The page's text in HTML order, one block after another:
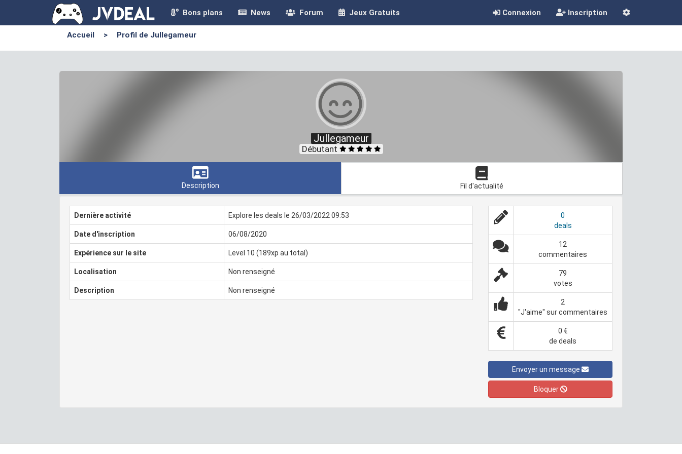
Bons plans News Forum Jeux Gratuits Connexion Inscription
Accueil > Profil de Jullegameur
Jullegameur
Débutant
Description Fil d'actualité
Dernière activité Explore les deals le 26/03/2022 09:53
Date d'inscription 06/08/2020
Expérience sur le site Level 10 (189xp au total)
Localisation Non renseigné
Description Non renseigné
0
deals
12
commentaires
79
votes
2
"J'aime" sur commentaires
0 €
de deals
Envoyer un message
Bloquer